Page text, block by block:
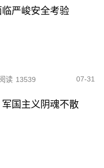
严峻安全考验
读 13539 07-31
国主义阴魂不散